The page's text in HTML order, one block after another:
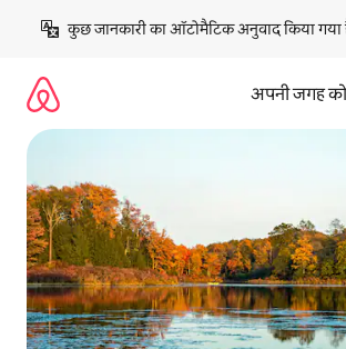
छोड़कर
कॉन्टेंट
कुछ जानकारी का ऑटोमैटिक अनुवाद किया गया
अपनी जगह